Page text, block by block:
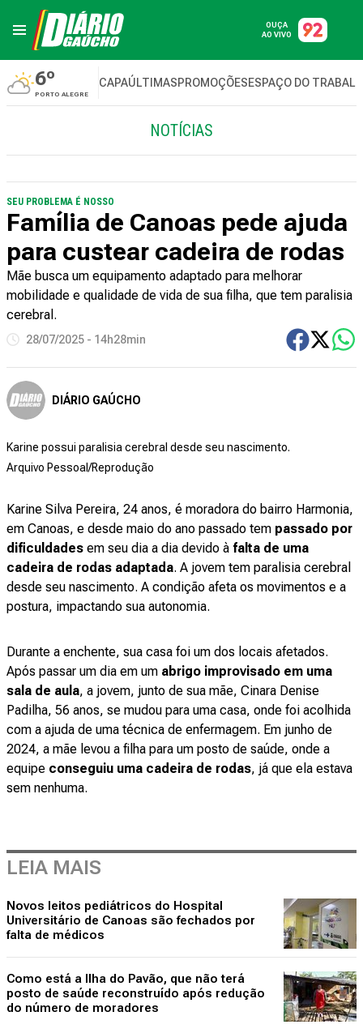
OUÇA
AO VIVO
6º
PORTO ALEGRE
CAPAÚLTIMASPROMOÇÕESESPAÇO DO
NOTÍCIAS
SEU PROBLEMA É NOSSO
Família de Canoas pede ajuda
para custear cadeira de rodas
Mãe busca um equipamento adaptado para melhorar
mobilidade e qualidade de vida de sua filha, que tem paralisia
cerebral.
28/07/2025 - 14h28min
DIÁRIO GAÚCHO
Karine possui paralisia cerebral desde seu nascimento.
Arquivo Pessoal/Reprodução
Karine Silva Pereira, 24 anos, é moradora do bairro Harmonia,
em Canoas, e desde maio do ano passado tem passado por
dificuldades em seu dia a dia devido à falta de uma
cadeira de rodas adaptada. A jovem tem paralisia cerebral
desde seu nascimento. A condição afeta os movimentos e a
postura, impactando sua autonomia.
Durante a enchente, sua casa foi um dos locais afetados.
Após passar um dia em um abrigo improvisado em uma
sala de aula, a jovem, junto de sua mãe, Cinara Denise
Padilha, 56 anos, se mudou para uma casa, onde foi acolhida
com a ajuda de uma técnica de enfermagem. Em junho de
2024, a mãe levou a filha para um posto de saúde, onde a
equipe conseguiu uma cadeira de rodas, já que ela estava
sem nenhuma.
LEIA MAIS
Novos leitos pediátricos do Hospital
Universitário de Canoas são fechados por
falta de médicos
Como está a Ilha do Pavão, que não terá
posto de saúde reconstruído após redução
do número de moradores